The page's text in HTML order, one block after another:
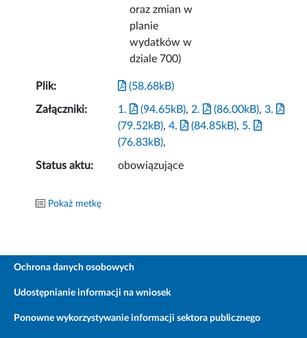
oraz zmian w
planie
wydatków w
dziale 700)
Plik: (58.68kB)
Załączniki: 1. (94.65kB), 2. (86.00kB),3.
(79.52kB),4. (84.85kB), 5.
(76.83kB),
Status aktu: obowiązujące
Pokaż metkę
Ochrona danych osobowych
Udostępnianie informacji na wniosek
Ponowne wykorzystywanie informacji sektora publicznego